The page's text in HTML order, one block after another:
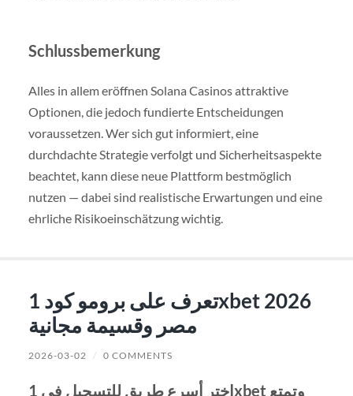
Schlussbemerkung
Alles in allem eröffnen Solana Casinos attraktive
Optionen, die jedoch fundierte Entscheidungen
voraussetzen. Wer sich gut informiert, eine
durchdachte Strategie verfolgt und Sicherheitsaspekte
beachtet, kann diese neue Plattform bestmöglich
nutzen — dabei sind realistische Erwartungen und eine
ehrliche Risikoeinschätzung wichtig.
تعرف على برومو كود 1xbet 2026
مصر وقسيمة مجانية
2026-03-02 / 0 COMMENTS
اختر أسرع طريق للتسجيل في 1xbet وتمتع